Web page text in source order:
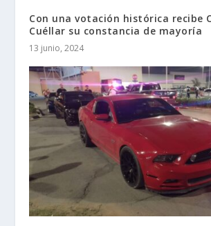
Con una votación histórica recibe
Cuéllar su constancia de mayoría
13 junio, 2024